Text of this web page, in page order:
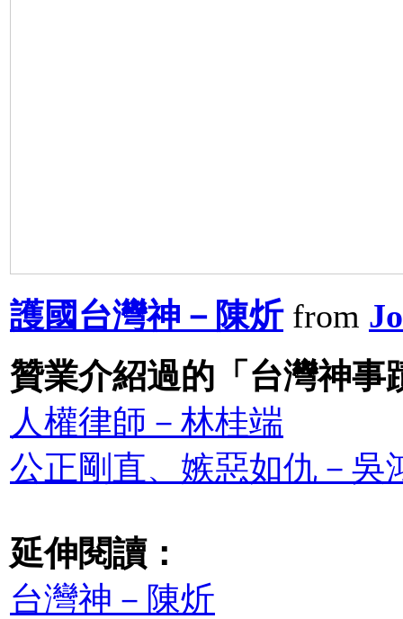
護國台灣神－陳炘 from
贊業介紹過的「台灣神事
人權律師－林桂端
公正剛直、嫉惡如仇－吳
延伸閱讀：
台灣神－陳炘